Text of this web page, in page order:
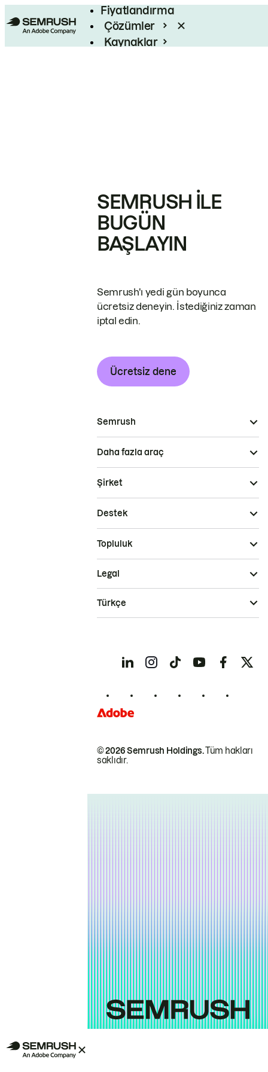
Fiyatlandırma
Çözümler
Kaynaklar
SEMRUSH ILE
BUGÜN
BAŞLAYIN
Semrush'ı yedi gün boyunca
ücretsiz deneyin. İstediğiniz zaman
iptal edin.
Ücretsiz dene
Semrush
Daha fazla araç
Şirket
Destek
Topluluk
© 2026 Semrush Holdings.Tüm hakları
saklıdır.
Legal
Türkçe